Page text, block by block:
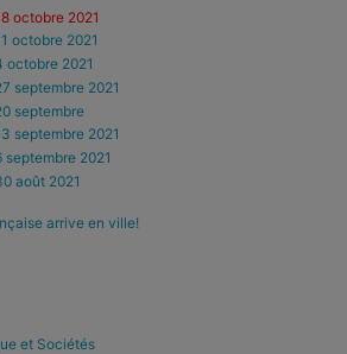
octobre 2021
octobre 2021
octobre 2021
septembre 2021
septembre
septembre 2021
septembre 2021
août 2021
arrive en ville!
et Sociétés